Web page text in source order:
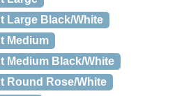
Large Black/White
Medium
Medium Black/White
Round Rose/White